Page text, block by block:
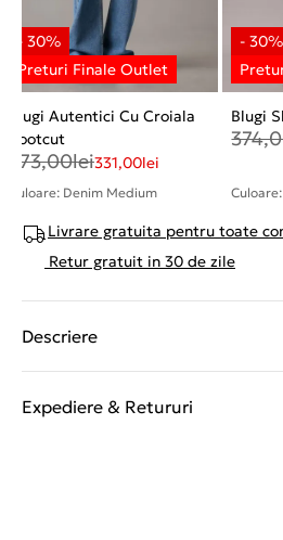
Blugi Autentici Cu Croiala
Bootcut
473,00lei331,00lei
Culoare: Denim Medium
Blugi
Livrare gratuita pentru toate
Retur gratuit in 30 de zile
Descriere
Expediere & Retururi